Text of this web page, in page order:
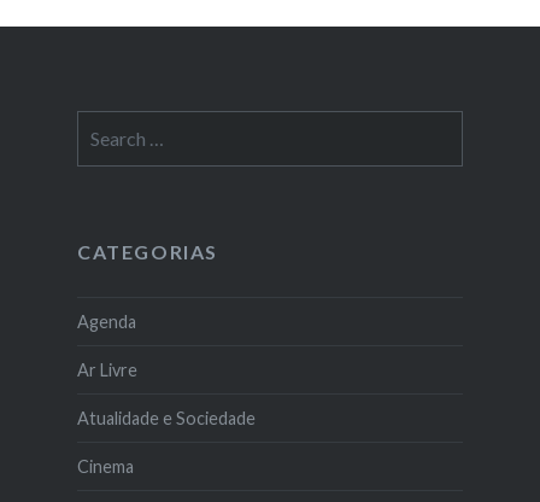
for:
CATEGORIAS
Agenda
Ar Livre
Atualidade e Sociedade
Cinema